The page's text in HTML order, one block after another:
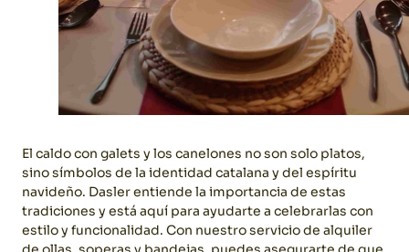
El caldo con galets y los canelones no son solo platos,
sino símbolos de la identidad catalana y del espíritu
navideño. Dasler entiende la importancia de estas
tradiciones y está aquí para ayudarte a celebrarlas con
estilo y funcionalidad. Con nuestro servicio de alquiler